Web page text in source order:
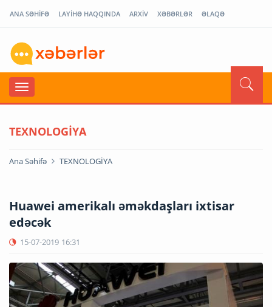
ANA SƏHİFƏ LAYİHƏ HAQQINDA ARXİV XƏBƏRLƏR ƏLAQƏ
TEXNOLOGİYA
Ana Səhifə TEXNOLOGİYA
Huawei amerikalı əməkdaşları ixtisar
edəcək
15-07-2019 16:31